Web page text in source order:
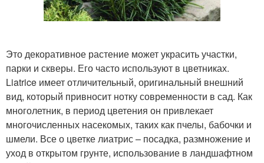
Это декоративное растение может украсить участки,
парки и скверы. Его часто используют в цветниках.
Liatrice имеет отличительный, оригинальный внешний
вид, который привносит нотку современности в сад. Как
многолетник, в период цветения он привлекает
многочисленных насекомых, таких как пчелы, бабочки и
шмели. Все о цветке лиатрис – посадка, размножение и
уход в открытом грунте, использование в ландшафтном